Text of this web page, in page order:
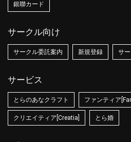
銀聯カード
サークル向け
サークル委託案内 新規登録 サ
サービス
とらのあなクラフト ファンティア
クリエイティア[Creatia] とら婚